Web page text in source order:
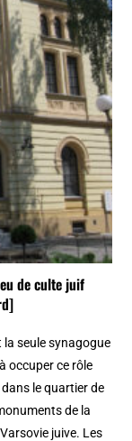
de culte juif
la seule synagogue
occuper ce rôle
le quartier de
de la
juive. Les